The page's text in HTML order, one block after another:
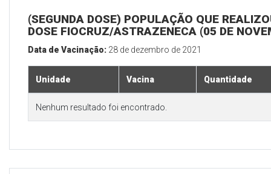
(SEGUNDA DOSE) POPULAÇÃO QUE
DOSE FIOCRUZ/ASTRAZENECA (05 DE
Data de Vacinação: 28 de dezembro de 2021
Unidade Vacina Quantidade
Nenhum resultado foi encontrado.